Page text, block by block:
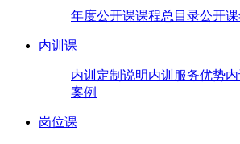
年度公开课课程总目录公开
内训课
内训定制说明内训服务优势
案例
岗位课